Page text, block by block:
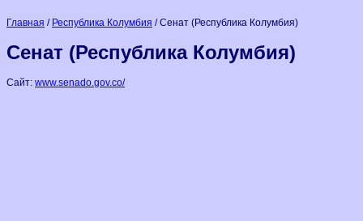
Главная / Республика Колумбия / Сенат (Республика Колумбия)
Сенат (Республика Колумбия)
Сайт: www.senado.gov.co/